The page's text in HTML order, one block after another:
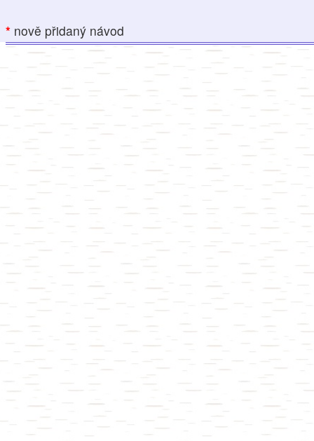
* nově přidaný návod